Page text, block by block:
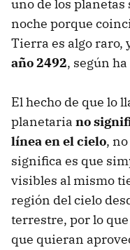
uno de los planetas
noche porque
Tierra es algo raro,
año 2492, según
El hecho de que lo
planetaria no
línea en el cielo,
significa es que
visibles al mismo
región del cielo
terrestre, por lo
que quieran